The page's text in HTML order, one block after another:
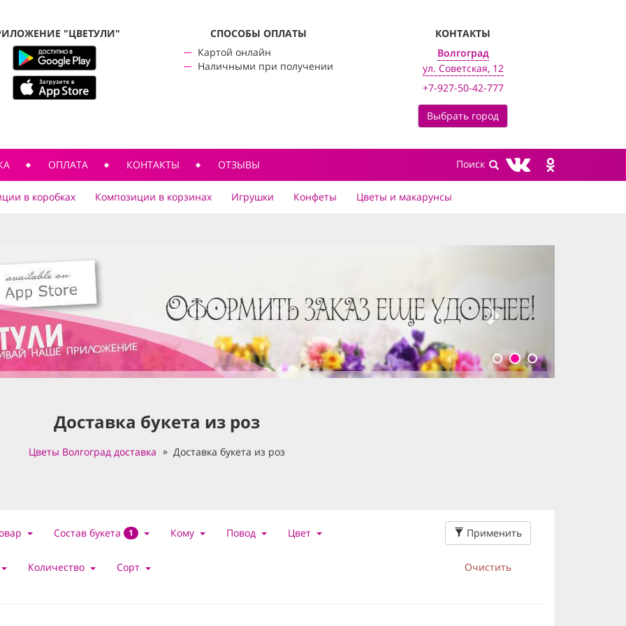
"ЦВЕТУЛИ"
CПОСОБЫ ОПЛАТЫ
Картой онлайн
Наличными при получении
КОНТАКТЫ
Волгоград
ул. Советская, 12
+7-927-50-42-777
Выбрать город
ОПЛАТА КОНТАКТЫ ОТЗЫВЫ
в коробках Композиции в корзинах Игрушки Конфеты Цветы и макарунсы
Доставка букета из роз
Цветы Волгоград доставка Доставка букета из роз
Состав букета 1 Кому Повод Цвет
Количество Сорт
Применить
Очистить